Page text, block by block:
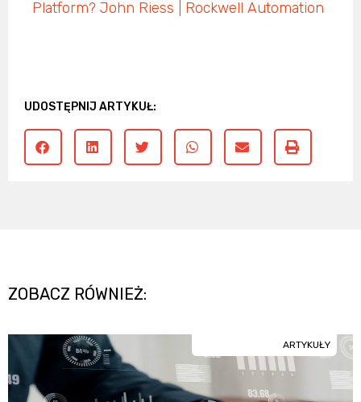
Platform? John Riess | Rockwell Automation
UDOSTĘPNIJ ARTYKUŁ:
ZOBACZ RÓWNIEŻ:
ARTYKUŁY